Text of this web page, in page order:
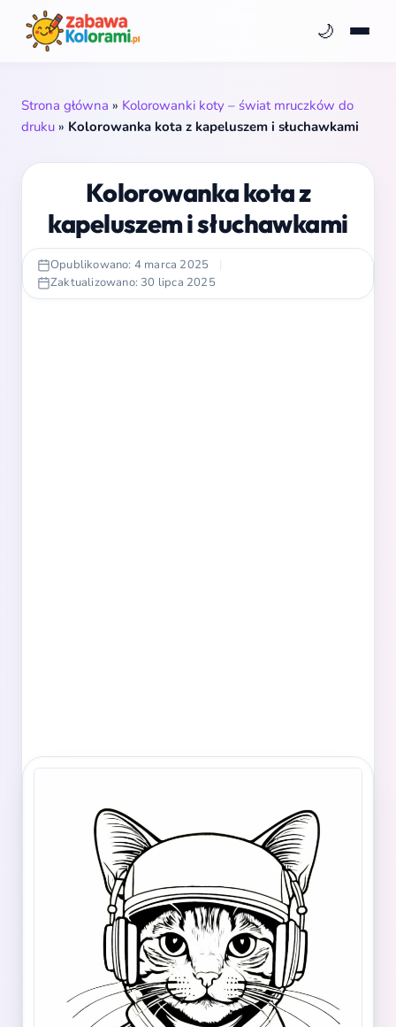
🌙
Strona główna » Kolorowanki koty – świat mruczków do
druku » Kolorowanka kota z kapeluszem i słuchawkami
Kolorowanka kota z
kapeluszem i słuchawkami
Opublikowano: 4 marca 2025
|
Zaktualizowano: 30 lipca 2025